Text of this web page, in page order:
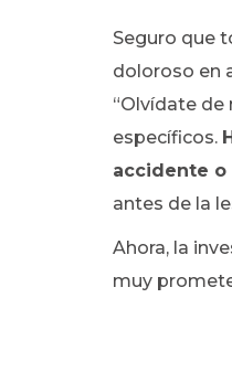
Seguro que
doloroso en
“Olvídate de
específicos.
accidente o
antes de la
Ahora, la
muy